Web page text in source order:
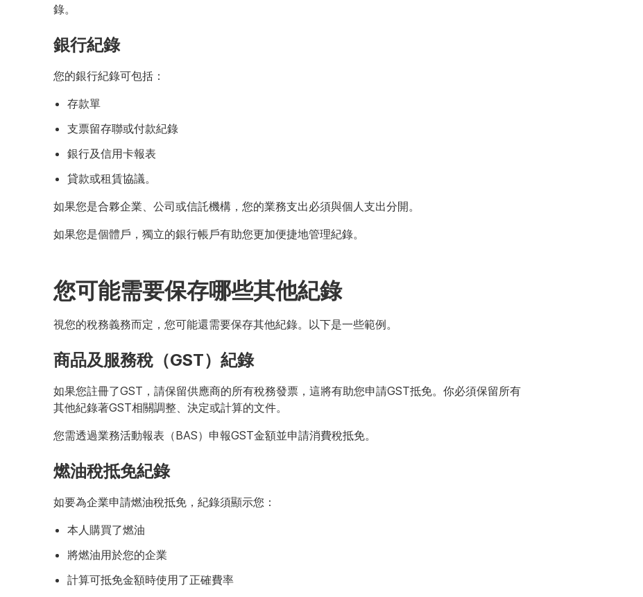
錄。
銀行紀錄
您的銀行紀錄可包括：
存款單
支票留存聯或付款紀錄
銀行及信用卡報表
貸款或租賃協議。
如果您是合夥企業、公司或信託機構，您的業務支出必須與個人支出分開。
如果您是個體戶，獨立的銀行帳戶有助您更加便捷地管理紀錄。
您可能需要保存哪些其他紀錄
視您的稅務義務而定，您可能還需要保存其他紀錄。以下是一些範例。
商品及服務稅（GST）紀錄
如果您註冊了GST，請保留供應商的所有稅務發票，這將有助您申請GST抵免。你必須保留所有
其他紀錄著GST相關調整、決定或計算的文件。
您需透過業務活動報表（BAS）申報GST金額並申請消費稅抵免。
燃油稅抵免紀錄
如要為企業申請燃油稅抵免，紀錄須顯示您：
本人購買了燃油
將燃油用於您的企業
計算可抵免金額時使用了正確費率